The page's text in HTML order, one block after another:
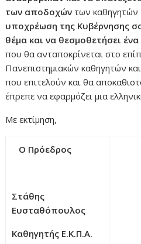
των αποδοχών των καθηγητών
υποχρέωση της Κυβέρνησης
θέμα και να θεσμοθετήσει
που θα ανταποκρίνεται στο
Πανεπιστημιακών καθηγητών
που επιτελούν και θα
έπρεπε να εφαρμόζει μια
Με εκτίμηση,
Ο Πρόεδρος
Στάθης
Ευσταθόπουλος
Καθηγητής Ε.Κ.Π.Α.